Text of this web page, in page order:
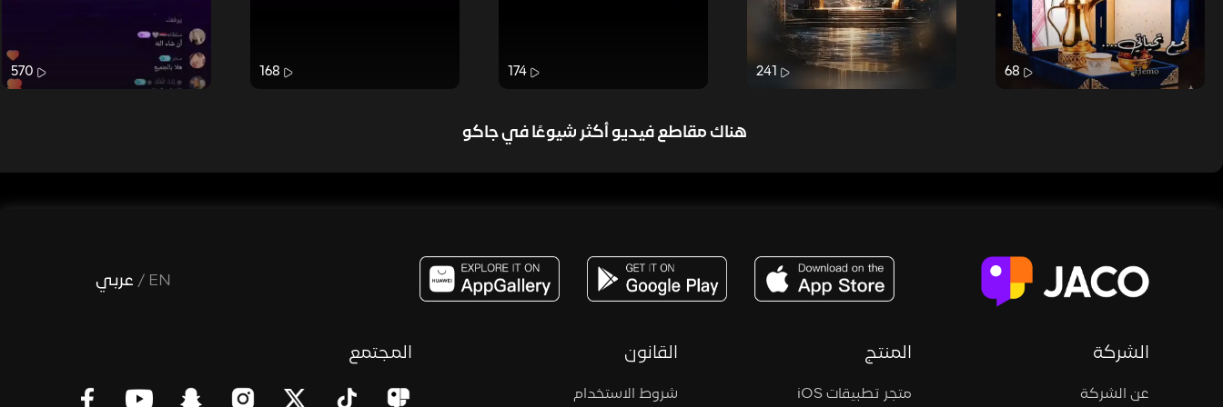
68
241
174
168
570
هناك مقاطع فيديو أكثر شيوعًا في جاكو
EN
/ عربي
الشركة
عن الشركة
المنتج
متجر تطبيقات iOS
القانون
شروط الاستخدام
المجتمع